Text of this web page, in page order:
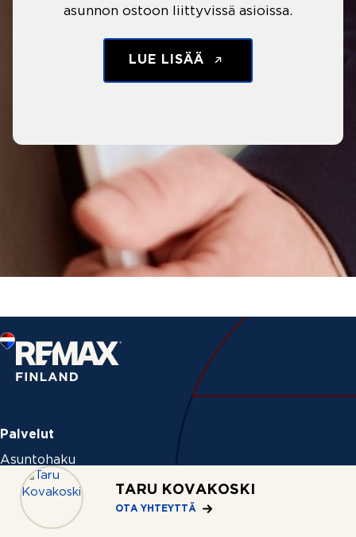
TARU KOVAKOSKI
OTA YHTEYTTÄ
asunnon ostoon liittyvissä asioissa.
LUE LISÄÄ
Palvelut
Asuntohaku
Myymässä
Ostamassa